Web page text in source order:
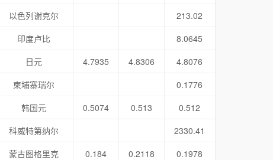
以色列谢克尔
213.02
印度卢比
8.0645
日元
4.7935 4.8306
4.8076
柬埔寨瑞尔
0.1776
韩国元
0.5074 0.513
0.512
科威特第纳尔
2330.41
蒙古图格里克
0.184 0.2118
0.1978